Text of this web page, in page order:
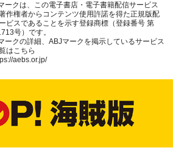
ークは、この電子書店・電子書籍配信サービス
作権者からコンテンツ使用許諾を得た正規版配
ビスであることを示す登録商標（登録番号 第
号）です。
ークの詳細、ABJマークを掲示しているサービス
はこちら
aebs.or.jp/